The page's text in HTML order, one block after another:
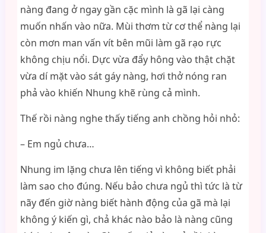
nàng đang ở ngay gần cặc mình là gã lại càng
muốn nhấn vào nữa. Mùi thơm từ cơ thể nàng lại
còn mơn man vấn vít bên mũi làm gã rạo rực
không chịu nổi. Dực vừa đẩy hông vào thật chặt
vừa dí mặt vào sát gáy nàng, hơi thở nóng ran
phả vào khiến Nhung khẽ rùng cả mình.
Thế rồi nàng nghe thấy tiếng anh chồng hỏi nhỏ:
– Em ngủ chưa…
Nhung im lặng chưa lên tiếng vì không biết phải
làm sao cho đúng. Nếu bảo chưa ngủ thì tức là từ
nãy đến giờ nàng biết hành động của gã mà lại
không ý kiến gì, chả khác nào bảo là nàng cũng